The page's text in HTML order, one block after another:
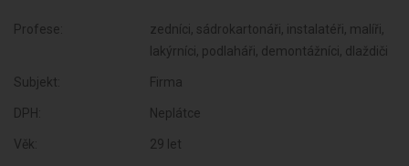
Profese:
zedníci, sádrokartonáři, instalatéři, malíři,
lakýrníci, podlaháři, demontážníci, dlaždiči
Subjekt: Firma
DPH: Neplátce
Věk: 29 let